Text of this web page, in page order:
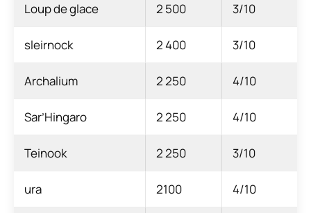
Loup de glace 2 500 3/10
sleirnock 2 400 3/10
Archalium 2 250 4/10
Sar’Hingaro 2 250 4/10
Teinook 2 250 3/10
ura 2100 4/10